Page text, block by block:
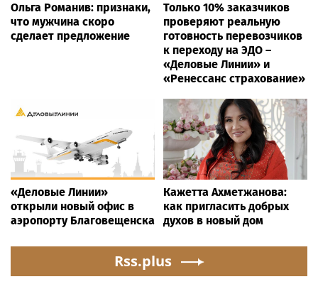
Ольга Романив: признаки,
что мужчина скоро
сделает предложение
Только 10% заказчиков
проверяют реальную
готовность перевозчиков
к переходу на ЭДО –
«Деловые Линии» и
«Ренессанс страхование»
«Деловые Линии»
открыли новый офис в
аэропорту Благовещенска
Кажетта Ахметжанова:
как пригласить добрых
духов в новый дом
Rss.plus